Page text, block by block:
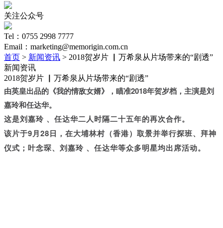
关注公众号
Tel：0755 2998 7777
Email：marketing@memorigin.com.cn
首页 > 新闻资讯 > 2018贺岁片 ▏万希泉从片场带来的“剧透”
新闻资讯
2018贺岁片 ▏万希泉从片场带来的“剧透”
由英皇出品的《我的情敌女婿》， 瞄准2018年贺岁档， 主演是刘
嘉玲和任达华。
这是刘嘉玲 、任达华二人时隔二十五年的再次合作。
该片于9月28日，在大埔林村（香港）取景并举行探班、拜神
仪式；叶念琛、刘嘉玲 、任达华等众多明星均出席活动。